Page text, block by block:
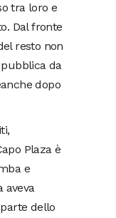
tra loro e
Dal fronte
resto non
pubblica da
dopo
Plaza è
e
aveva
dello